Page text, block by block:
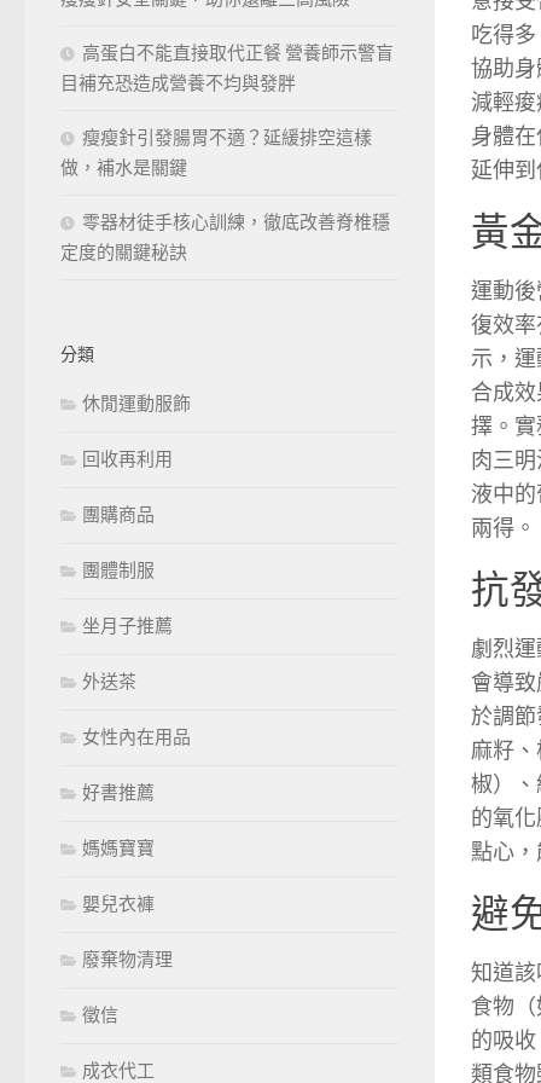
吃得
協助
減輕
身體
延伸
黃
運動
復效
示，
合成
擇。
肉三
液中
兩得。
抗
劇烈
會導
於調
麻籽
椒）
的氧
點心
避
知道
食物
的吸
類食
高蛋白不能直接取代正餐 營養師示警盲
目補充恐造成營養不均與發胖
瘦瘦針引發腸胃不適？延緩排空這樣
做，補水是關鍵
零器材徒手核心訓練，徹底改善脊椎穩
定度的關鍵秘訣
分類
休閒運動服飾
回收再利用
團購商品
團體制服
坐月子推薦
外送茶
女性內在用品
好書推薦
媽媽寶寶
嬰兒衣褲
廢棄物清理
徵信
成衣代工